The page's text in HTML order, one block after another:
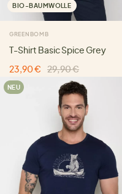
BIO-BAUMWOLLE
GREENBOMB
T-Shirt Basic Spice Grey
23,90 €
29,90 €
NEU